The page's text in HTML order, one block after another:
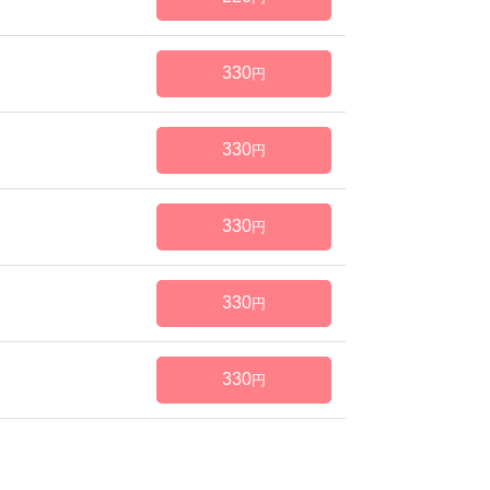
330円
330円
330円
330円
330円